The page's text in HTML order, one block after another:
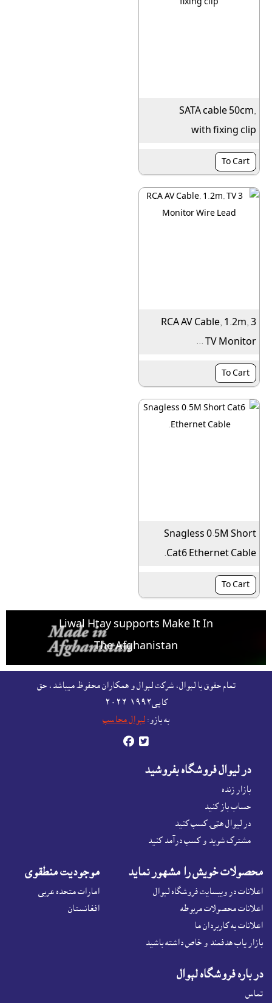
SATA cable 50cm,
with fixing clip
To Cart
3 RCA AV Cable, 1.2m,
TV Monitor ...
To Cart
Snagless 0.5M Short
Cat6 Ethernet Cable.
To Cart
Liwal Htay supports Make It In
The Afghanistan
Afghanistan products,
تمام حقوق با لېوال، شرکت لېوال و همکاران محفوظ ميباشد، حق
کاپى١٩٩٢-۲۰۲٦
به بازو: لېوال محاسب
 
در ليوال فروشگاه بفروشيد
بازار زنده
حساب باز کنيد
در لیوال هټۍ کسب کنید
مشترک شوید و کسب درآمد کنید
محصولات خويش را مشهور نمايد
اعلانات در ويبسايت فروشگاه لېوال
اعلانات محصولات مربوطه
اعلانات به کاربردان ما
بازار ياب هدفمند و خاص داشته باشيد
موجوديت منطقوى
امارات متحده عربی
افغانستان
در باره فروشگاه لېوال
تماس